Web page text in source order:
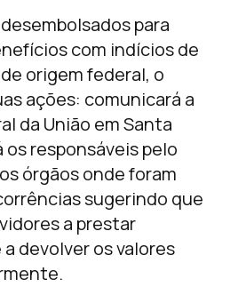
para
com indícios de
origem federal, o
ações: comunicará a
da União em Santa
responsáveis pelo
órgãos onde foram
sugerindo que
a prestar
devolver os valores